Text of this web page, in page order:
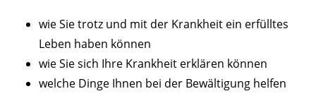
wie Sie trotz und mit der Krankheit ein erfülltes
Leben haben können
wie Sie sich Ihre Krankheit erklären können
welche Dinge Ihnen bei der Bewältigung helfen